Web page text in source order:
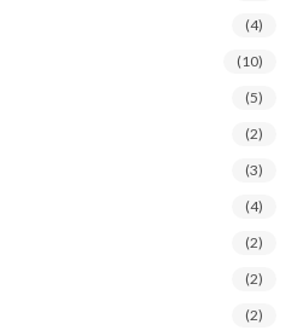
(4)
(10)
(5)
(2)
(3)
(4)
(2)
(2)
(2)